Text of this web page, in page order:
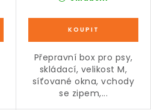
Přepravní box pro psy,
skládací, velikost M,
síťované okna, vchody
se zipem,...